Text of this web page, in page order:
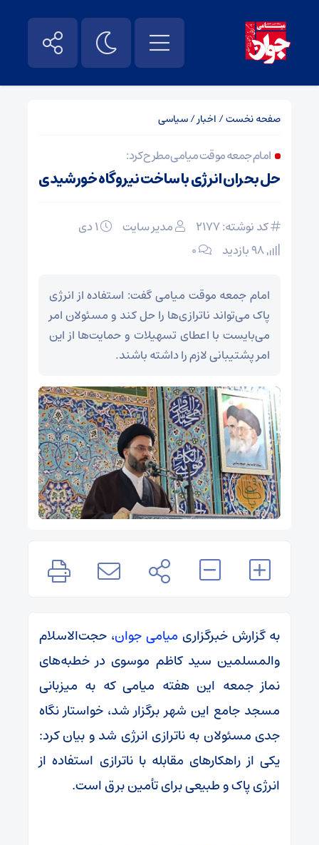
صفحه نخست/ اخبار/سیاسی
امام جمعه موقت میامی مطرح کرد:
حل بحران انرژی با ساخت نیروگاه خورشیدی
کد نوشته: 2177 مدیر سایت
۰
امام جمعه موقت میامی گفت: استفاده از انرژی
پاک می‌تواند ناترازی‌ها را حل کند و مسئولان امر
می‌بایست با اعطای تسهیلات و حمایت‌ها از این
امر پشتیبانی لازم را داشته باشند.
به گزارش خبرگزاری میامی جوان، حجت‌الاسلام
والمسلمین سید کاظم موسوی در خطبه‌های
نماز جمعه این هفته میامی که به میزبانی
مسجد جامع این شهر برگزار شد، خواستار نگاه
جدی مسئولان به ناترازی انرژی شد و بیان کرد:
یکی از راهکارهای مقابله با ناترازی استفاده از
انرژی پاک و طبیعی برای تأمین برق است.